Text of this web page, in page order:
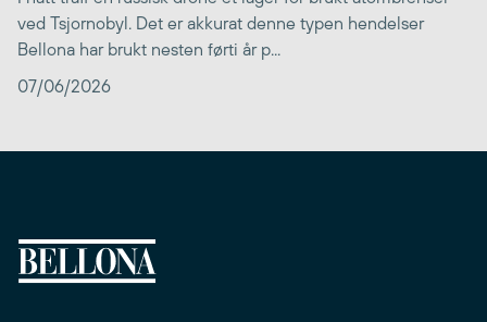
ved Tsjornobyl. Det er akkurat denne typen hendelser
Bellona har brukt nesten førti år p...
07/06/2026